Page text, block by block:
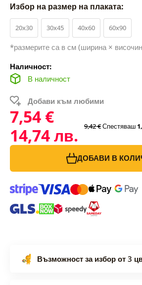
Избор на размер на плаката:
20x30 30x45 40x60 60x90
*размерите са в см (ширина ×
Наличност:
В наличност
Добави към любими
7,54 €
14,74 лв.
9,42 €Спестяваш
ДОБАВИ В
Възможност за избор от 3